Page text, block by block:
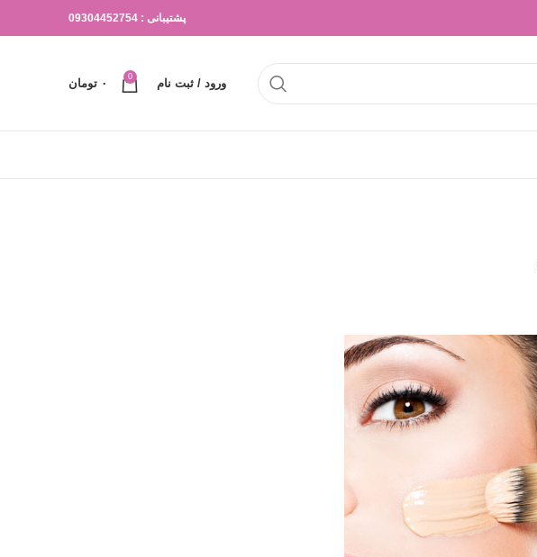
پشتیبانی : 09304452754
ورود / ثبت نام
0
۰ تومان